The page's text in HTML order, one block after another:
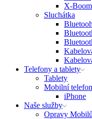
X-Boom
Sluchátka
Telefony a tablety
Tablety
Mobilní
iPhone
Naše služby
Opravy